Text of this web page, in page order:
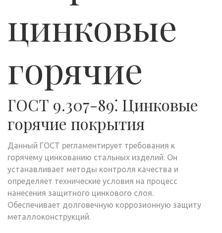
цинковые
горячие
ГОСТ 9.307-89⁚ Цинковые
горячие покрытия
Данный ГОСТ регламентирует требования к
горячему цинкованию стальных изделий. Он
устанавливает методы контроля качества и
определяет технические условия на процесс
нанесения защитного цинкового слоя.
Обеспечивает долговечную коррозионную защиту
металлоконструкций.